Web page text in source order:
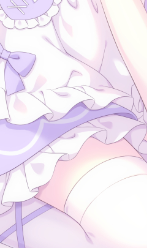
版本引入了一种新的 I/O 模型
blocking IO） 。NIO 弥补了同
Java 代码中提供了非阻塞、面
以使用少量的线程来处理多个连
发。
>
定意味着高性能，它的性
和高延迟的网络环境下。
较低或者网络传输速度较
一定优于传统的 BIO 。